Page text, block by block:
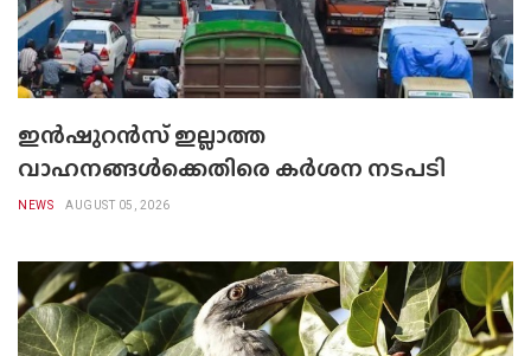
ഇൻഷുറൻസ് ഇല്ലാത്ത
വാഹനങ്ങൾക്കെതിരെ കർശന നടപടി
NEWS AUGUST 05, 2026